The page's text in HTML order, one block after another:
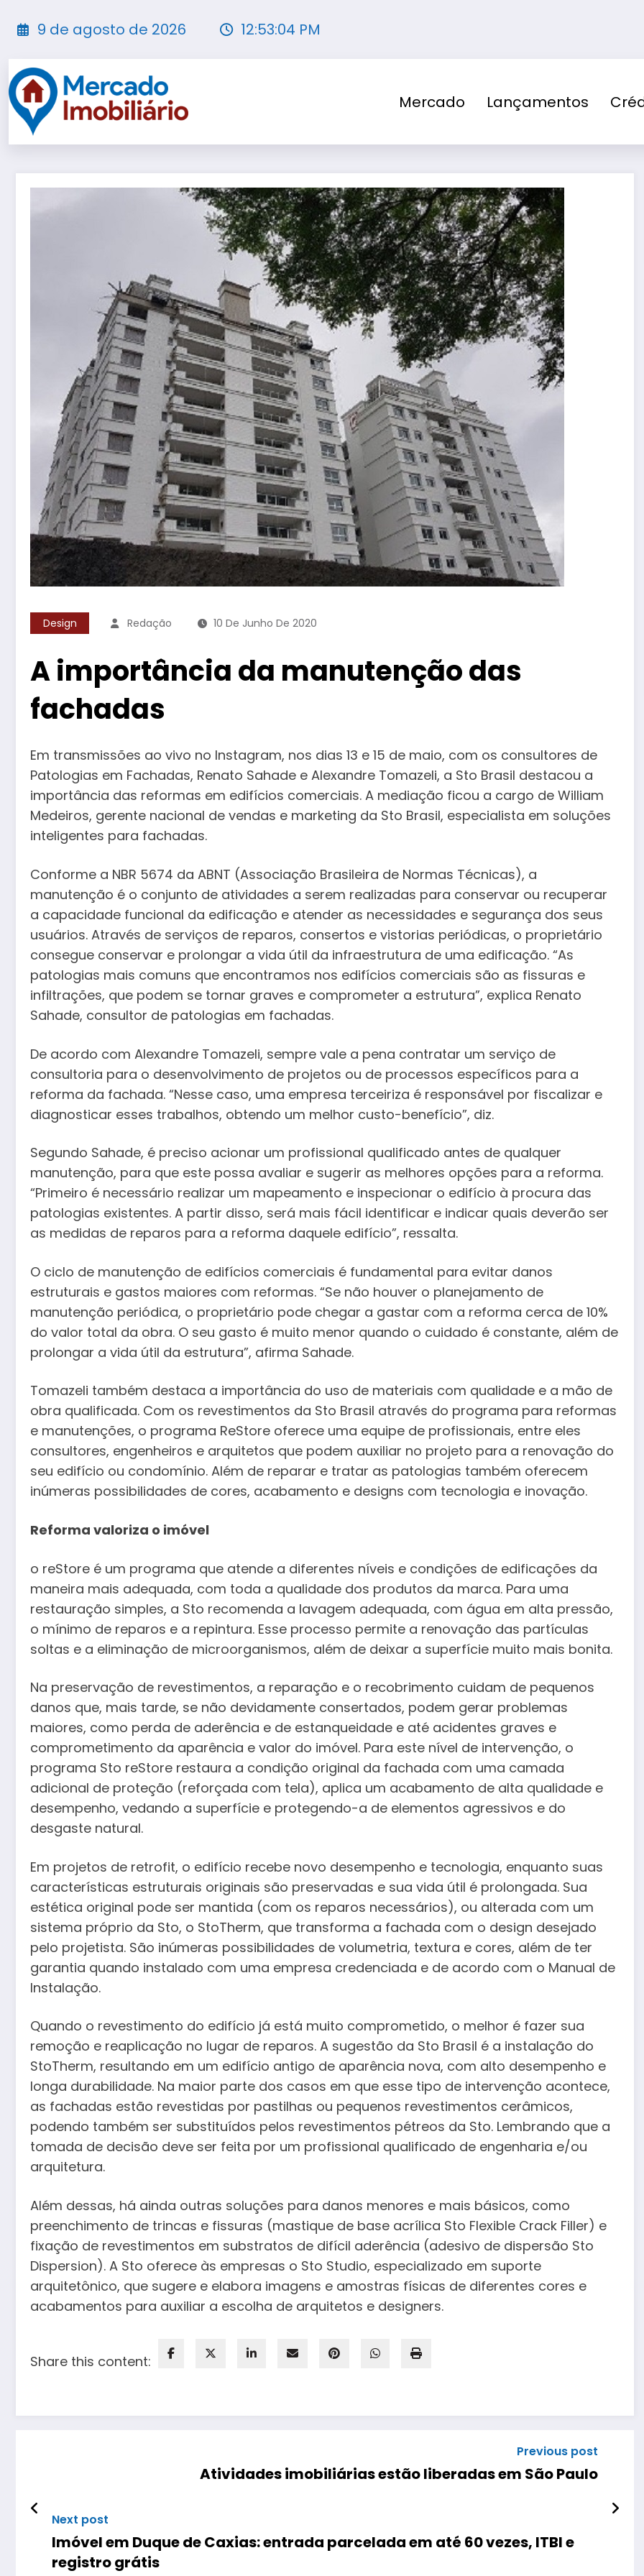
para
9 de agosto de 2026 12:53:06 PM
Mercado Lançamentos
Design Redação 10 De Junho De 2020
A importância da manutenção das
fachadas
Em transmissões ao vivo no Instagram, nos dias 13 e 15 de maio, com os consultores de
Patologias em Fachadas, Renato Sahade e Alexandre Tomazeli, a Sto Brasil destacou a
importância das reformas em edifícios comerciais. A mediação ficou a cargo de William
Medeiros, gerente nacional de vendas e marketing da Sto Brasil, especialista em soluções
inteligentes para fachadas.
Conforme a NBR 5674 da ABNT (Associação Brasileira de Normas Técnicas), a
manutenção é o conjunto de atividades a serem realizadas para conservar ou recuperar
a capacidade funcional da edificação e atender as necessidades e segurança dos seus
usuários. Através de serviços de reparos, consertos e vistorias periódicas, o proprietário
consegue conservar e prolongar a vida útil da infraestrutura de uma edificação. “As
patologias mais comuns que encontramos nos edifícios comerciais são as fissuras e
infiltrações, que podem se tornar graves e comprometer a estrutura”, explica Renato
Sahade, consultor de patologias em fachadas.
De acordo com Alexandre Tomazeli, sempre vale a pena contratar um serviço de
consultoria para o desenvolvimento de projetos ou de processos específicos para a
reforma da fachada. “Nesse caso, uma empresa terceiriza é responsável por fiscalizar e
diagnosticar esses trabalhos, obtendo um melhor custo-benefício”, diz.
Segundo Sahade, é preciso acionar um profissional qualificado antes de qualquer
manutenção, para que este possa avaliar e sugerir as melhores opções para a reforma.
“Primeiro é necessário realizar um mapeamento e inspecionar o edifício à procura das
patologias existentes. A partir disso, será mais fácil identificar e indicar quais deverão ser
as medidas de reparos para a reforma daquele edifício”, ressalta.
O ciclo de manutenção de edifícios comerciais é fundamental para evitar danos
estruturais e gastos maiores com reformas. “Se não houver o planejamento de
manutenção periódica, o proprietário pode chegar a gastar com a reforma cerca de 10%
do valor total da obra. O seu gasto é muito menor quando o cuidado é constante, além de
prolongar a vida útil da estrutura”, afirma Sahade.
Tomazeli também destaca a importância do uso de materiais com qualidade e a mão de
obra qualificada. Com os revestimentos da Sto Brasil através do programa para reformas
e manutenções, o programa ReStore oferece uma equipe de profissionais, entre eles
consultores, engenheiros e arquitetos que podem auxiliar no projeto para a renovação do
seu edifício ou condomínio. Além de reparar e tratar as patologias também oferecem
inúmeras possibilidades de cores, acabamento e designs com tecnologia e inovação.
Reforma valoriza o imóvel
o reStore é um programa que atende a diferentes níveis e condições de edificações da
maneira mais adequada, com toda a qualidade dos produtos da marca. Para uma
restauração simples, a Sto recomenda a lavagem adequada, com água em alta pressão,
o mínimo de reparos e a repintura. Esse processo permite a renovação das partículas
soltas e a eliminação de microorganismos, além de deixar a superfície muito mais bonita.
Na preservação de revestimentos, a reparação e o recobrimento cuidam de pequenos
danos que, mais tarde, se não devidamente consertados, podem gerar problemas
maiores, como perda de aderência e de estanqueidade e até acidentes graves e
comprometimento da aparência e valor do imóvel. Para este nível de intervenção, o
programa Sto reStore restaura a condição original da fachada com uma camada
adicional de proteção (reforçada com tela), aplica um acabamento de alta qualidade e
desempenho, vedando a superfície e protegendo-a de elementos agressivos e do
desgaste natural.
Em projetos de retrofit, o edifício recebe novo desempenho e tecnologia, enquanto suas
características estruturais originais são preservadas e sua vida útil é prolongada. Sua
estética original pode ser mantida (com os reparos necessários), ou alterada com um
sistema próprio da Sto, o StoTherm, que transforma a fachada com o design desejado
pelo projetista. São inúmeras possibilidades de volumetria, textura e cores, além de ter
garantia quando instalado com uma empresa credenciada e de acordo com o Manual de
Instalação.
Quando o revestimento do edifício já está muito comprometido, o melhor é fazer sua
remoção e reaplicação no lugar de reparos. A sugestão da Sto Brasil é a instalação do
StoTherm, resultando em um edifício antigo de aparência nova, com alto desempenho e
longa durabilidade. Na maior parte dos casos em que esse tipo de intervenção acontece,
as fachadas estão revestidas por pastilhas ou pequenos revestimentos cerâmicos,
podendo também ser substituídos pelos revestimentos pétreos da Sto. Lembrando que a
tomada de decisão deve ser feita por um profissional qualificado de engenharia e/ou
arquitetura.
Além dessas, há ainda outras soluções para danos menores e mais básicos, como
preenchimento de trincas e fissuras (mastique de base acrílica Sto Flexible Crack Filler) e
fixação de revestimentos em substratos de difícil aderência (adesivo de dispersão Sto
Dispersion). A Sto oferece às empresas o Sto Studio, especializado em suporte
arquitetônico, que sugere e elabora imagens e amostras físicas de diferentes cores e
acabamentos para auxiliar a escolha de arquitetos e designers.
Share this content:
Previous post
Atividades imobiliárias estão liberadas em São Paulo
Next post
Imóvel em Duque de Caxias: entrada parcelada em até 60 vezes, ITBI e
registro grátis